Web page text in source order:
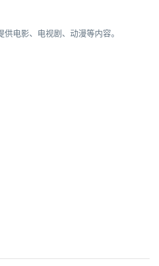
电影、电视剧、动漫等内容。